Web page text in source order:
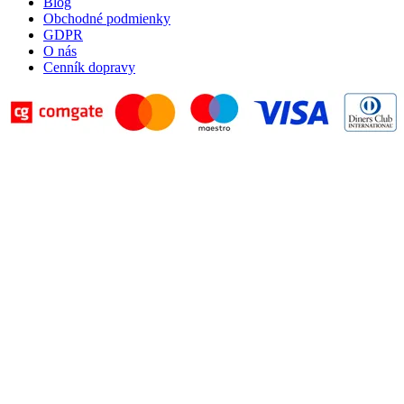
Obchodné podmienky
GDPR
O nás
Cenník dopravy